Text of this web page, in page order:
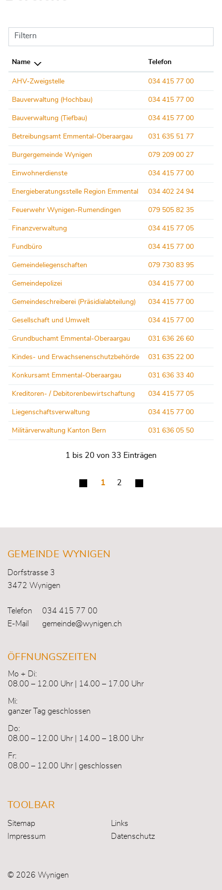
Filtern
Name Telefon
AHV-Zweigstelle 034 415 77 00
Bauverwaltung (Hochbau) 034 415 77 00
Bauverwaltung (Tiefbau) 034 415 77 00
Betreibungsamt Emmental-Oberaargau 031 635 51 77
Burgergemeinde Wynigen 079 209 00 27
Einwohnerdienste 034 415 77 00
Energieberatungsstelle Region Emmental 034 402 24 94
Feuerwehr Wynigen-Rumendingen 079 505 82 35
Finanzverwaltung 034 415 77 05
Fundbüro 034 415 77 00
Gemeindeliegenschaften 079 730 83 95
Gemeindepolizei 034 415 77 00
Gemeindeschreiberei (Präsidialabteilung) 034 415 77 00
Gesellschaft und Umwelt 034 415 77 00
Grundbuchamt Emmental-Oberaargau 031 636 26 60
Kindes- und Erwachsenenschutzbehörde 031 635 22 00
Konkursamt Emmental-Oberaargau 031 636 33 40
Kreditoren- / Debitorenbewirtschaftung 034 415 77 05
Liegenschaftsverwaltung 034 415 77 00
Militärverwaltung Kanton Bern 031 636 05 50
1 bis 20 von 33 Einträgen
1 2
GEMEINDE WYNIGEN
Dorfstrasse 3
3472 Wynigen
Telefon
034 415 77 00
E-Mail
gemeinde@wynigen.ch
ÖFFNUNGSZEITEN
Mo + Di:
08.00 – 12.00 Uhr | 14.00 – 17.00 Uhr
Mi:
ganzer Tag geschlossen
Do:
08.00 – 12.00 Uhr | 14.00 – 18.00 Uhr
Fr:
08.00 – 12.00 Uhr | geschlossen
TOOLBAR
Sitemap
Links
Impressum
Datenschutz
© 2026 Wynigen